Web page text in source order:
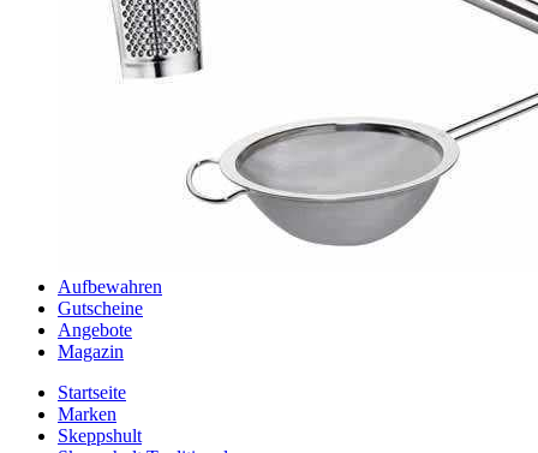
Aufbewahren
Gutscheine
Angebote
Magazin
Startseite
Marken
Skeppshult